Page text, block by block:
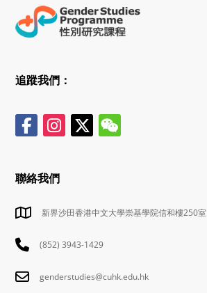
追蹤我們：
聯絡我們
新界沙田香港中文大學崇基學院信和樓250室
(852) 3943-1429
genderstudies@cuhk.edu.hk